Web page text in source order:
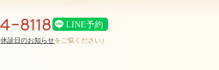
休診日のお知らせをご覧ください）